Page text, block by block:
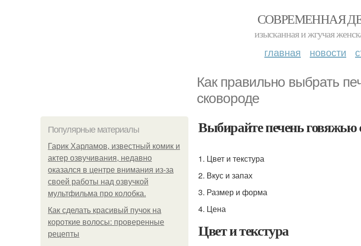
СОВРЕМЕННАЯ
изысканная и жгучая
главная новости
Как правильно выбрать
сковороде
Популярные материалы
Гарик Харламов, известный комик и
актер озвучивания, недавно
оказался в центре внимания из-за
своей работы над озвучкой
мультфильма про колобка.
Как сделать красивый пучок на
короткие волосы: проверенные
рецепты
Выбирайте печень
1. Цвет и текстура
2. Вкус и запах
3. Размер и форма
4. Цена
Цвет и текстура